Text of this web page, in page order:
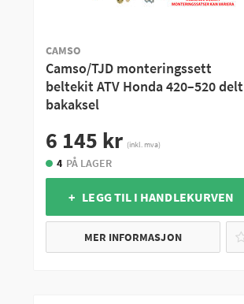
CAMSO
Camso/TJD monteringssett
beltekit ATV Honda 420–520 delt
bakaksel
6 145 kr (inkl. mva)
4 PÅ LAGER
+ LEGG TIL I HANDLEKURVEN
MER INFORMASJON